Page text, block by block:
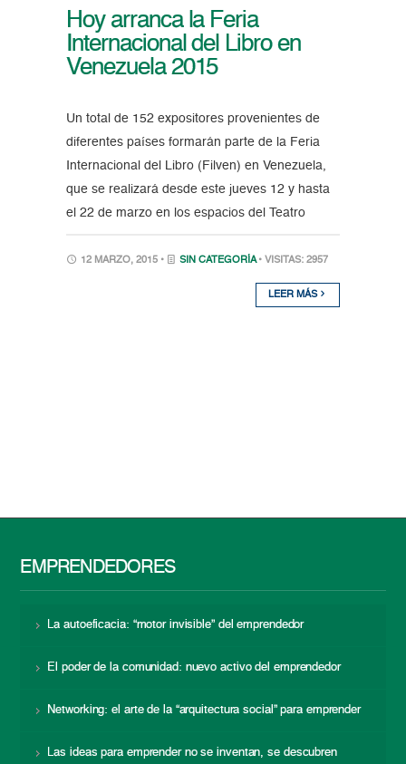
Hoy arranca la Feria
Internacional del Libro en
Venezuela 2015
Un total de 152 expositores provenientes de
diferentes países formarán parte de la Feria
Internacional del Libro (Filven) en Venezuela,
que se realizará desde este jueves 12 y hasta
el 22 de marzo en los espacios del Teatro
12 MARZO, 2015 • SIN CATEGORÍA • VISITAS: 2957
LEER MÁS
EMPRENDEDORES
La autoeficacia: “motor invisible” del emprendedor
El poder de la comunidad: nuevo activo del emprendedor
Networking: el arte de la “arquitectura social” para emprender
Las ideas para emprender no se inventan, se descubren